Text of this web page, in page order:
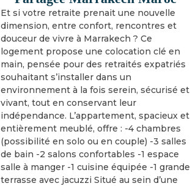
Et si votre retraite prenait une nouvelle
dimension, entre confort, rencontres et
douceur de vivre à Marrakech ? Ce
logement propose une colocation clé en
main, pensée pour des retraités expatriés
souhaitant s’installer dans un
environnement à la fois serein, sécurisé et
vivant, tout en conservant leur
indépendance. L’appartement, spacieux et
entièrement meublé, offre : -4 chambres
(possibilité en solo ou en couple) -3 salles
de bain -2 salons confortables -1 espace
salle à manger -1 cuisine équipée -1 grande
terrasse avec jacuzzi Situé au sein d’une